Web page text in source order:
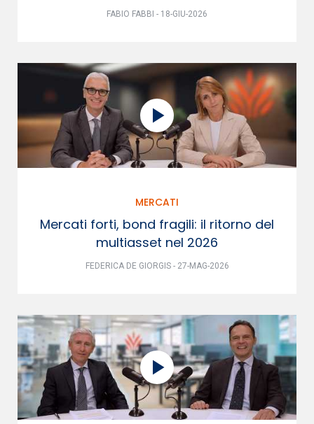
FABIO FABBI - 18-GIU-2026
MERCATI
Mercati forti, bond fragili: il ritorno del
multiasset nel 2026
FEDERICA DE GIORGIS - 27-MAG-2026